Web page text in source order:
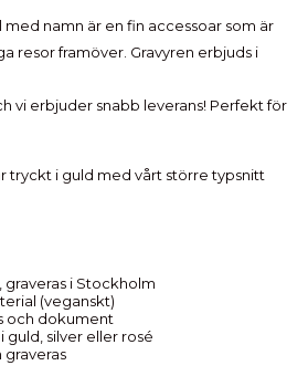
namn är en fin accessoar som är
resor framöver. Gravyren erbjuds i
vi erbjuder snabb leverans! Perfekt för
tryckt i guld med vårt större typsnitt
graveras i Stockholm
(veganskt)
och dokument
guld, silver eller rosé
graveras